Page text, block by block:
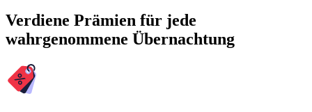
Verdiene Prämien für jede
wahrgenommene Übernachtung